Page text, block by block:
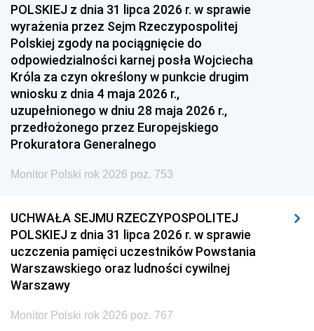
1951 1950 1949
1948 1947
1939 1938 1937
1936 1930
POLSKIEJ z dnia 31 lipca 2026 r. w sprawie
wyrażenia przez Sejm Rzeczypospolitej
Polskiej zgody na pociągnięcie do
odpowiedzialności karnej posła Wojciecha
Króla za czyn określony w punkcie drugim
wniosku z dnia 4 maja 2026 r.,
uzupełnionego w dniu 28 maja 2026 r.,
przedłożonego przez Europejskiego
Prokuratora Generalnego
Monitor Polski rok 2026 poz. 753
UCHWAŁA SEJMU RZECZYPOSPOLITEJ
POLSKIEJ z dnia 31 lipca 2026 r. w sprawie
uczczenia pamięci uczestników Powstania
Warszawskiego oraz ludności cywilnej
Warszawy
Monitor Polski rok 2026 poz. 767